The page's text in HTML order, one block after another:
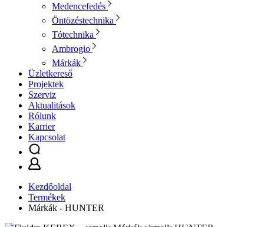
Medencefedés
Öntözéstechnika
Tótechnika
Ambrogio
Márkák
Üzletkereső
Projektek
Szerviz
Aktualitások
Rólunk
Karrier
Kapcsolat
Kezdőoldal
Termékek
Márkák - HUNTER